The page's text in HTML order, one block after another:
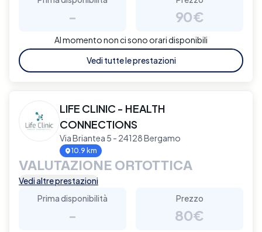
- 90€
Al momento non ci sono orari disponibili
Vedi tutte le prestazioni
LIFE CLINIC - HEALTH
CONNECTIONS
Via Briantea 5 - 24128 Bergamo
10.9 km
VALUTAZIONE ORTOTTICA
Vedi altre prestazioni
Prima disponibilità
-
Prezzo
80€